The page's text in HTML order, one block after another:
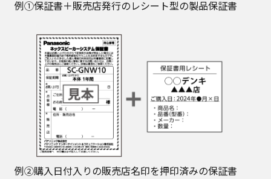
例①保証書＋販売店発行のレシート型の製品保証書
例②購入日付入りの販売店名印を押印済みの保証書